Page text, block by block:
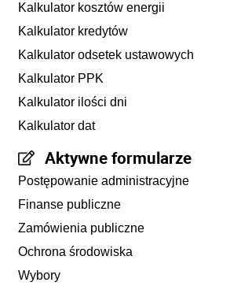
Kalkulator kosztów energii
Kalkulator kredytów
Kalkulator odsetek ustawowych
Kalkulator PPK
Kalkulator ilości dni
Kalkulator dat
Aktywne formularze
Postępowanie administracyjne
Finanse publiczne
Zamówienia publiczne
Ochrona środowiska
Wybory